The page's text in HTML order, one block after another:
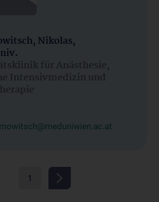
Nikolas,
für Anästhesie,
Intensivmedizin und
1